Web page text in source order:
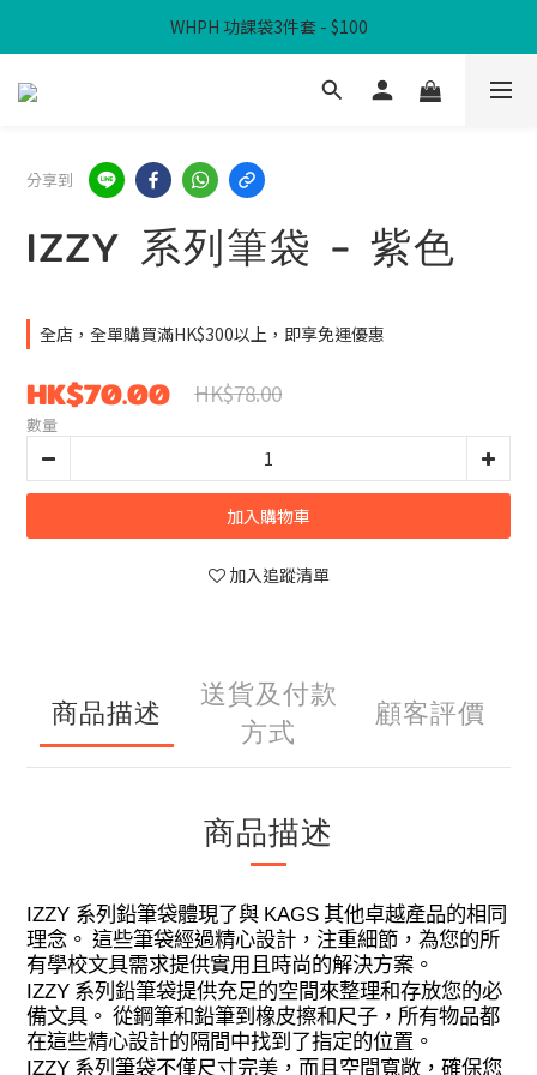
滿$300免本地運費
WHPH 功課袋3件套 - $100
滿$300免本地運費
分享到
IZZY 系列筆袋 - 紫色
全店，全單購買滿HK$300以上，即享免運優惠
HK$70.00 HK$78.00
數量
加入購物車
加入追蹤清單
商品描述
送貨及付款
方式
顧客評價
商品描述
IZZY 系列鉛筆袋體現了與 KAGS 其他卓越產品的相同
理念。 這些筆袋經過精心設計，注重細節，為您的所
有學校文具需求提供實用且時尚的解決方案。
IZZY 系列鉛筆袋提供充足的空間來整理和存放您的必
備文具。 從鋼筆和鉛筆到橡皮擦和尺子，所有物品都
在這些精心設計的隔間中找到了指定的位置。
IZZY 系列筆袋不僅尺寸完美，而且空間寬敞，確保您